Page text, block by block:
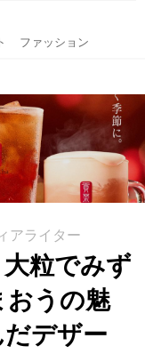
ファッション
アライター
大粒でみず
おうの魅
デザー